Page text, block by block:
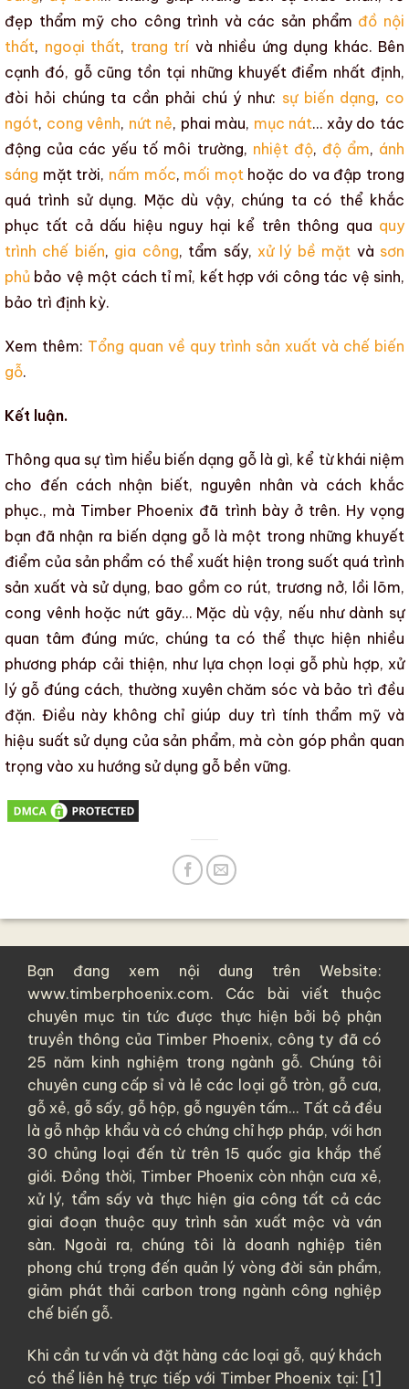
đẹp thẩm mỹ cho công trình và các sản phẩm đồ nội
thất, ngoại thất, trang trí và nhiều ứng dụng khác. Bên
cạnh đó, gỗ cũng tồn tại những khuyết điểm nhất định,
đòi hỏi chúng ta cần phải chú ý như: sự biến dạng, co
ngót, cong vênh, nứt nẻ, phai màu, mục nát… xảy do tác
động của các yếu tố môi trường, nhiệt độ, độ ẩm, ánh
sáng mặt trời, nấm mốc, mối mọthoặc do va đập trong
quá trình sử dụng. Mặc dù vậy, chúng ta có thể khắc
phục tất cả dấu hiệu nguy hại kể trên thông qua quy
trình chế biến, gia công, tẩm sấy, xử lý bề mặt và sơn
phủ bảo vệ một cách tỉ mỉ, kết hợp với công tác vệ sinh,
bảo trì định kỳ.
Xem thêm: Tổng quan về quy trình sản xuất và chế biến
gỗ.
Kết luận.
Thông qua sự tìm hiểu biến dạng gỗ là gì, kể từ khái niệm
cho đến cách nhận biết, nguyên nhân và cách khắc
phục., mà Timber Phoenix đã trình bày ở trên. Hy vọng
bạn đã nhận ra biến dạng gỗ là một trong những khuyết
điểm của sản phẩm có thể xuất hiện trong suốt quá trình
sản xuấtvà sử dụng, bao gồm co rút, trương nở, lồi lõm,
cong vênh hoặc nứt gãy… Mặc dù vậy, nếu như dành sự
quan tâm đúng mức, chúng ta có thể thực hiện nhiều
phương pháp cải thiện, như lựa chọn loại gỗ phù hợp, xử
lý gỗ đúng cách, thường xuyên chăm sóc và bảo trì đều
đặn. Điều này không chỉ giúp duy trì tính thẩm mỹvà
hiệu suất sử dụng của sản phẩm, mà còn góp phần quan
trọng vào xu hướng sử dụng gỗ bền vững.
Bạn đang xem nội dung trên Website:
www.timberphoenix.com. Các bài viết thuộc
chuyên mục tin tức được thực hiện bởi bộ phận
truyền thông của Timber Phoenix, công ty đã có
25 năm kinh nghiệm trong ngành gỗ. Chúng tôi
chuyên cung cấp sỉ và lẻ các loại gỗ tròn, gỗ cưa,
gỗ xẻ, gỗ sấy, gỗ hộp, gỗ nguyên tấm... Tất cả đều
là gỗ nhập khẩu và có chứng chỉ hợp pháp, với hơn
30 chủng loại đến từ trên 15 quốc gia khắp thế
giới. Đồng thời, Timber Phoenix còn nhận cưa xẻ,
xử lý, tẩm sấy và thực hiện gia công tất cả các
giai đoạn thuộc quy trình sản xuất mộc và ván
sàn. Ngoài ra, chúng tôi là doanh nghiệp tiên
phong chú trọng đến quản lý vòng đời sản phẩm,
giảm phát thải carbon trong ngành công nghiệp
chế biến gỗ.
Khi cần tư vấn và đặt hàng các loại gỗ, quý khách
có thể liên hệ trực tiếp với Timber Phoenix tại: [1]